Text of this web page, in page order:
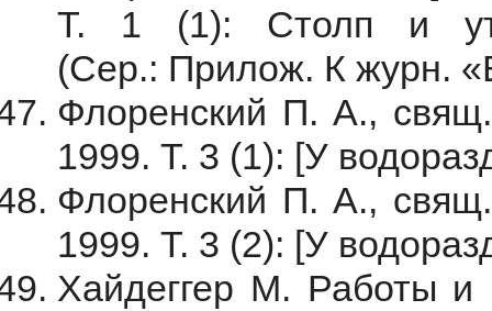
Т. 1 (1): Столп и
(Сер.: Прилож. К журн.
Флоренский П. А.,
1999. Т. 3 (1): [У
Флоренский П. А.,
1999. Т. 3 (2): [У
Хайдеггер М. Работы